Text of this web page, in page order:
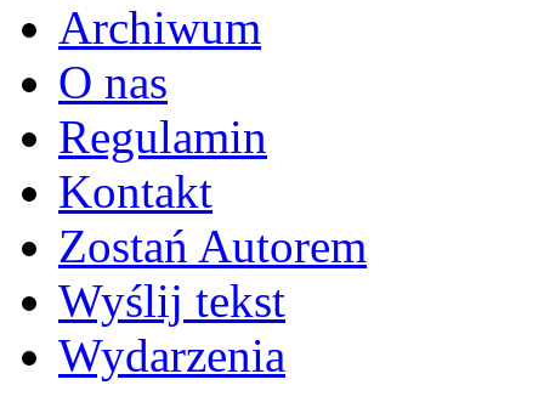
Archiwum
O nas
Regulamin
Kontakt
Zostań Autorem
Wyślij tekst
Wydarzenia